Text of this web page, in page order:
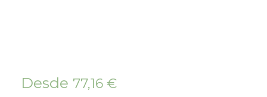
Desde 77,16 €